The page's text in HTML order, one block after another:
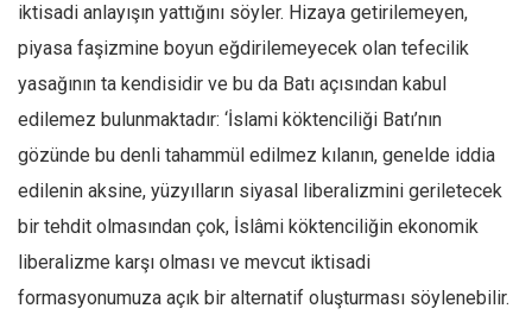
Kemal Özer
Mahmut Toptaş
Yvonne Ridley
Barış Tarımcıoğlu
Ömer Kayani
Yusuf Armağan
Hasanali Yıldırım
iktisadi anlayışın yattığını söyler. Hizaya getirilemeyen,
piyasa faşizmine boyun eğdirilemeyecek olan tefecilik
yasağının ta kendisidir ve bu da Batı açısından kabul
edilemez bulunmaktadır: ‘İslami köktenciliği Batı’nın
gözünde bu denli tahammül edilmez kılanın, genelde iddia
edilenin aksine, yüzyılların siyasal liberalizmini geriletecek
bir tehdit olmasından çok, İslâmi köktenciliğin ekonomik
liberalizme karşı olması ve mevcut iktisadi
formasyonumuza açık bir alternatif oluşturması söylenebilir.